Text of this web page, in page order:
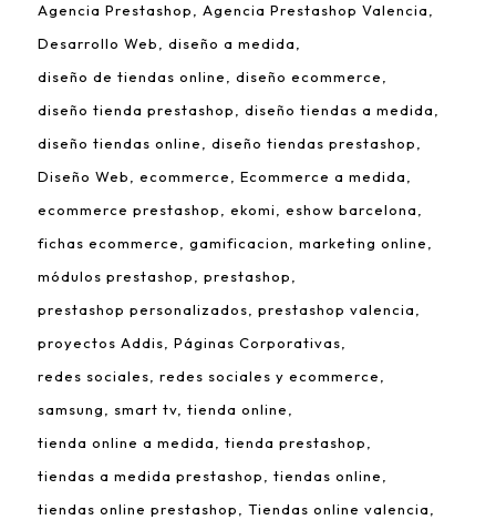
Agencia Prestashop
Agencia Prestashop Valencia
Desarrollo Web
diseño a medida
diseño de tiendas online
diseño ecommerce
diseño tienda prestashop
diseño tiendas a medida
diseño tiendas online
diseño tiendas prestashop
Diseño Web
ecommerce
Ecommerce a medida
ecommerce prestashop
ekomi
eshow barcelona
fichas ecommerce
gamificacion
marketing online
módulos prestashop
prestashop
prestashop personalizados
prestashop valencia
proyectos Addis
Páginas Corporativas
redes sociales
redes sociales y ecommerce
samsung
smart tv tienda online
tienda online a medida
tienda prestashop
tiendas a medida prestashop
tiendas online
tiendas online prestashop
Tiendas online valencia